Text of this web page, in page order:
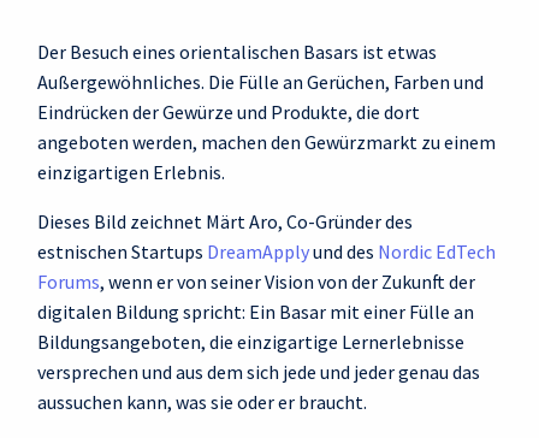
Der Besuch eines orientalischen Basars ist etwas
Außergewöhnliches. Die Fülle an Gerüchen, Farben und
Eindrücken der Gewürze und Produkte, die dort
angeboten werden, machen den Gewürzmarkt zu einem
einzigartigen Erlebnis.
Dieses Bild zeichnet Märt Aro, Co-Gründer des
estnischen Startups DreamApplyund des Nordic EdTech
Forums, wenn er von seiner Vision von der Zukunft der
digitalen Bildung spricht: Ein Basar mit einer Fülle an
Bildungsangeboten, die einzigartige Lernerlebnisse
versprechen und aus dem sich jede und jeder genau das
aussuchen kann, was sie oder er braucht.